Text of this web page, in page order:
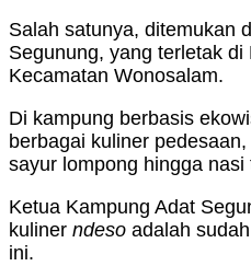
Salah satunya, ditemukan
Segunung, yang terletak
Kecamatan Wonosalam.
Di kampung berbasis
berbagai kuliner
sayur lompong hingga nasi
Ketua Kampung Adat
kuliner ndeso adalah
ini.